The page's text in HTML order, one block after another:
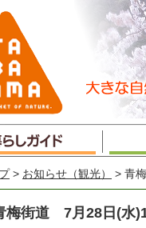
> お知らせ（観光） > 青
梅街道 7月28日(水